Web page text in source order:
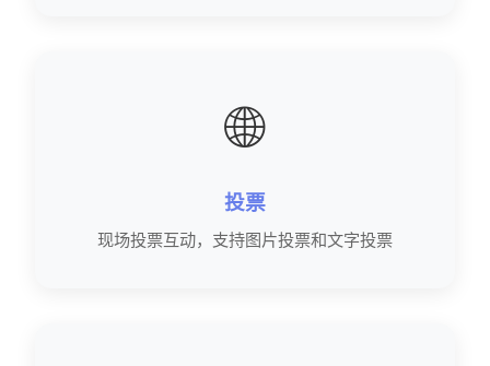
🌐
投票
现场投票互动，支持图片投票和文字投票